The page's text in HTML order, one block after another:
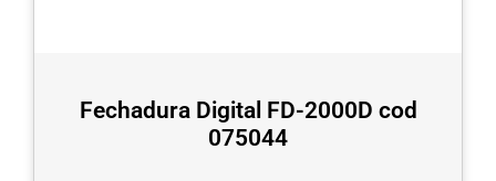
Fechadura Digital FD-2000D cod
075044